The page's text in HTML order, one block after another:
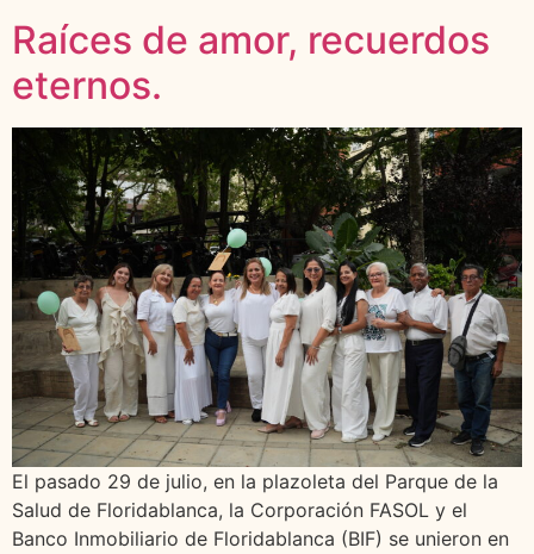
Raíces de amor, recuerdos
eternos.
El pasado 29 de julio, en la plazoleta del Parque de la
Salud de Floridablanca, la Corporación FASOL y el
Banco Inmobiliario de Floridablanca (BIF) se unieron en